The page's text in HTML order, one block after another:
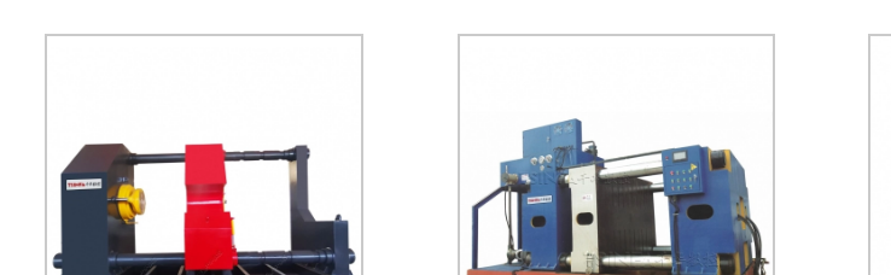
przedmiotu obrabianego w lewo
iw prawo, nadaje się do dłuższej
obróbki i prasowania przedmiotu
obrabianego, takiego jak
wytłaczanie rur kwadratowych,
prostowania 20 ton z długim
stołem roboczym
zamontowanym za pomocą
żelazka w kształcie litery V do
prostowania przedmiotu
obrabianego. Wyposażony w
przełącznik nożny,